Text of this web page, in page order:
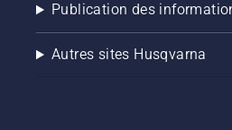
Publication des
Autres sites Husqvarna